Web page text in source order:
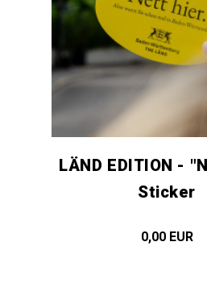
LÄND EDITION -
Sticker
0,00 EUR